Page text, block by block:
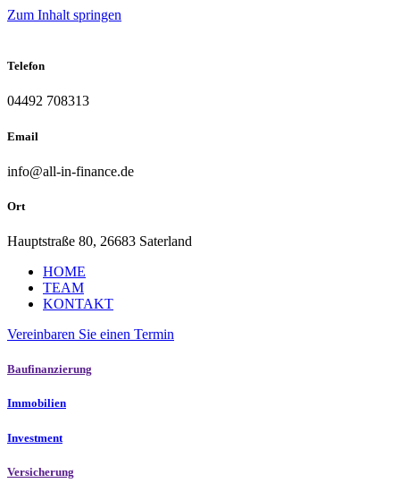
Zum Inhalt springen
Telefon
04492 708313
Email
info@all-in-finance.de
Ort
Hauptstraße 80, 26683 Saterland
HOME
TEAM
KONTAKT
Vereinbaren Sie einen Termin
Baufinanzierung
Immobilien
Investment
Versicherung